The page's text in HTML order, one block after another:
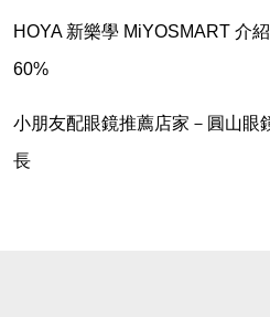
HOYA 新樂學 MiYOSMART 介
60%
小朋友配眼鏡推薦店家－圓山眼
長